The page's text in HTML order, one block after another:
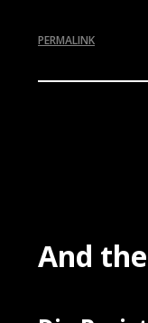
PERMALINK
And